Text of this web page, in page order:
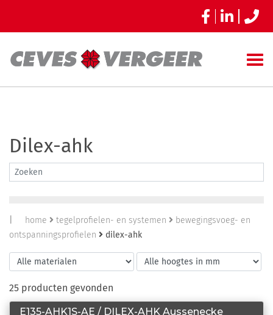
Dilex-ahk
home tegelprofielen- en systemen
bewegingsvoeg- en
ontspanningsprofielen
dilex-ahk
25 producten gevonden
E135-AHK1S-AE / DILEX-AHK Aussenecke